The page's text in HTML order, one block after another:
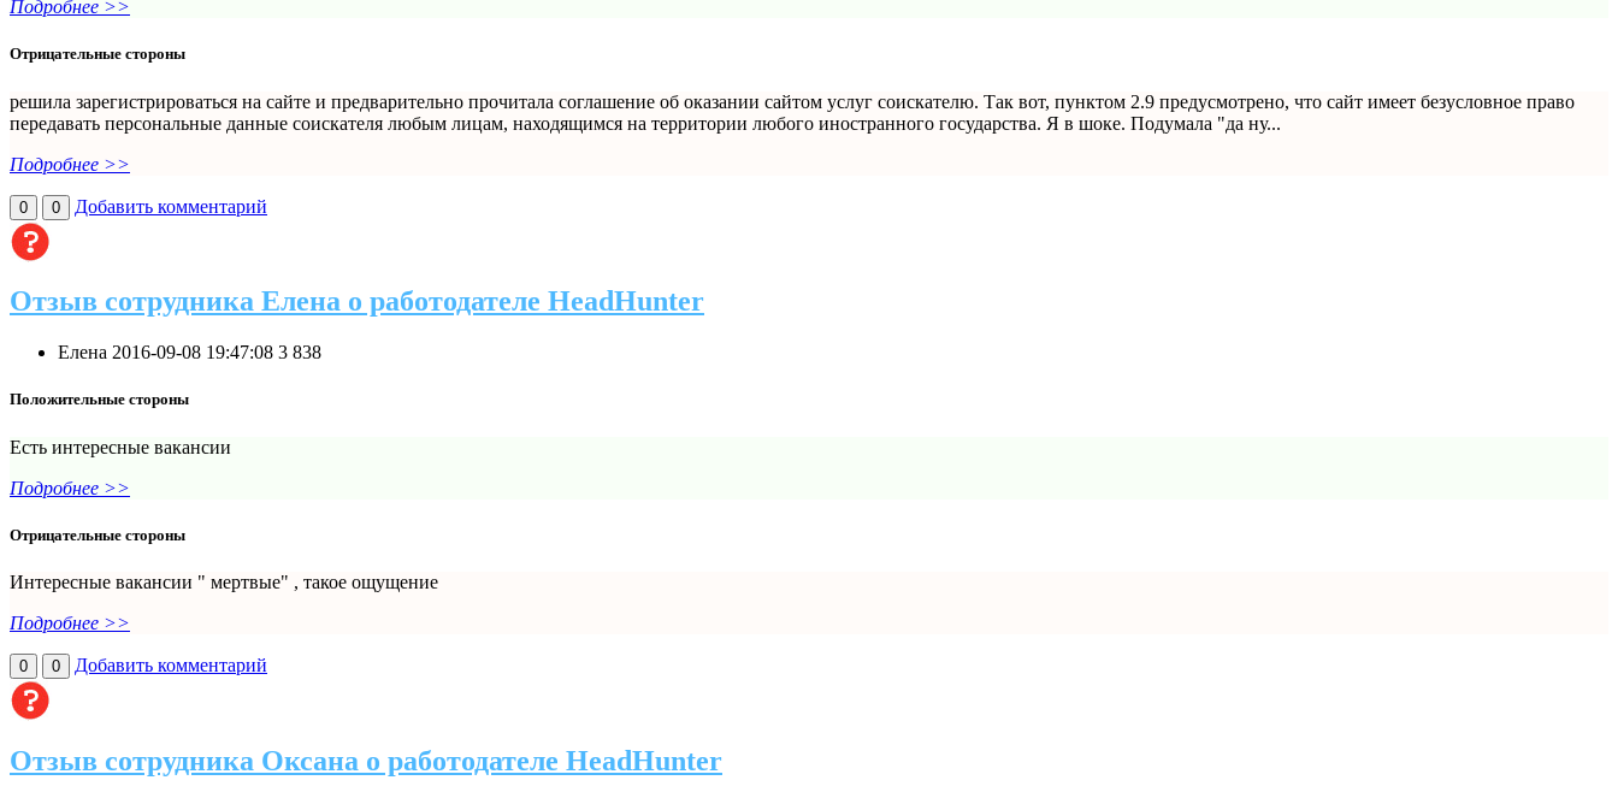
Подробнее >>
Отрицательные стороны
решила зарегистрироваться на сайте и предварительно прочитала соглашение об оказании сайтом услуг соискателю. Так вот, пунктом 2.9 предусмотрено, что сайт имеет безусловное право
передавать персональные данные соискателя любым лицам, находящимся на территории любого иностранного государства. Я в шоке. Подумала "да ну...
Подробнее >>
0 0 Добавить комментарий
Отзыв сотрудника Елена о работодателе HeadHunter
Елена 2016-09-08 19:47:08 3 838
Положительные стороны
Есть интересные вакансии
Подробнее >>
Отрицательные стороны
Интересные вакансии " мертвые" , такое ощущение
Подробнее >>
0 0 Добавить комментарий
Отзыв сотрудника Оксана о работодателе HeadHunter